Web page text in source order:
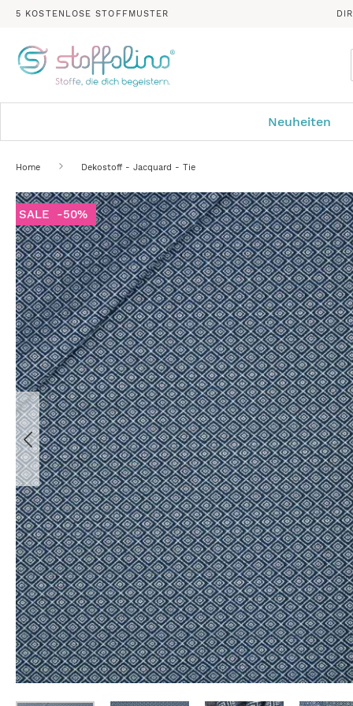
5 KOSTENLOSE STOFFMUSTER
Neuheiten
Home Dekostoff - Jacquard - Tie
Zum
Ende
der
Bildergalerie
springen
SALE -50%